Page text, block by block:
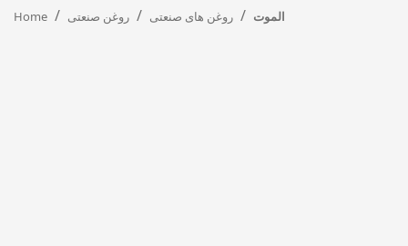
Home روغن صنعتی روغن های صنعتی الموت